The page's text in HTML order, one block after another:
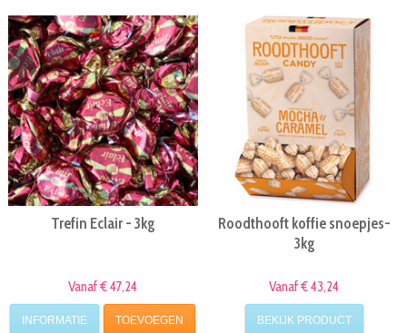
Trefin Eclair - 3kg
Vanaf € 47,24
INFORMATIE TOEVOEGEN
Roodthooft koffie snoepjes-
3kg
Vanaf € 43,24
BEKIJK PRODUCT